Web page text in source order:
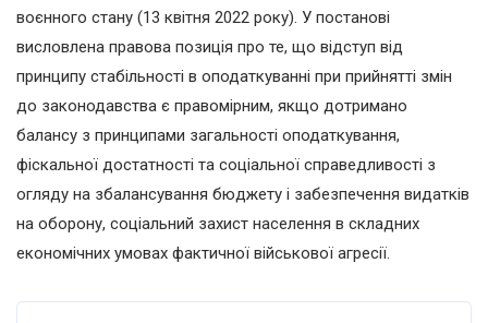
воєнного стану (13 квітня 2022 року). У постанові
висловлена правова позиція про те, що відступ від
принципу стабільності в оподаткуванні при прийнятті змін
до законодавства є правомірним, якщо дотримано
балансу з принципами загальності оподаткування,
фіскальної достатності та соціальної справедливості з
огляду на збалансування бюджету і забезпечення видатків
на оборону, соціальний захист населення в складних
економічних умовах фактичної військової агресії.